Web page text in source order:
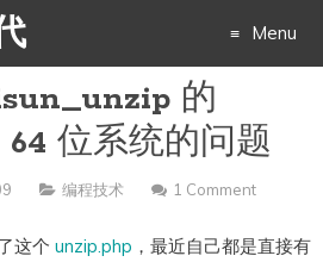
Menu
to
content
的
位系统的问题
编程技术 1 Comment
这个 unzip.php ，最近自己都是直接有